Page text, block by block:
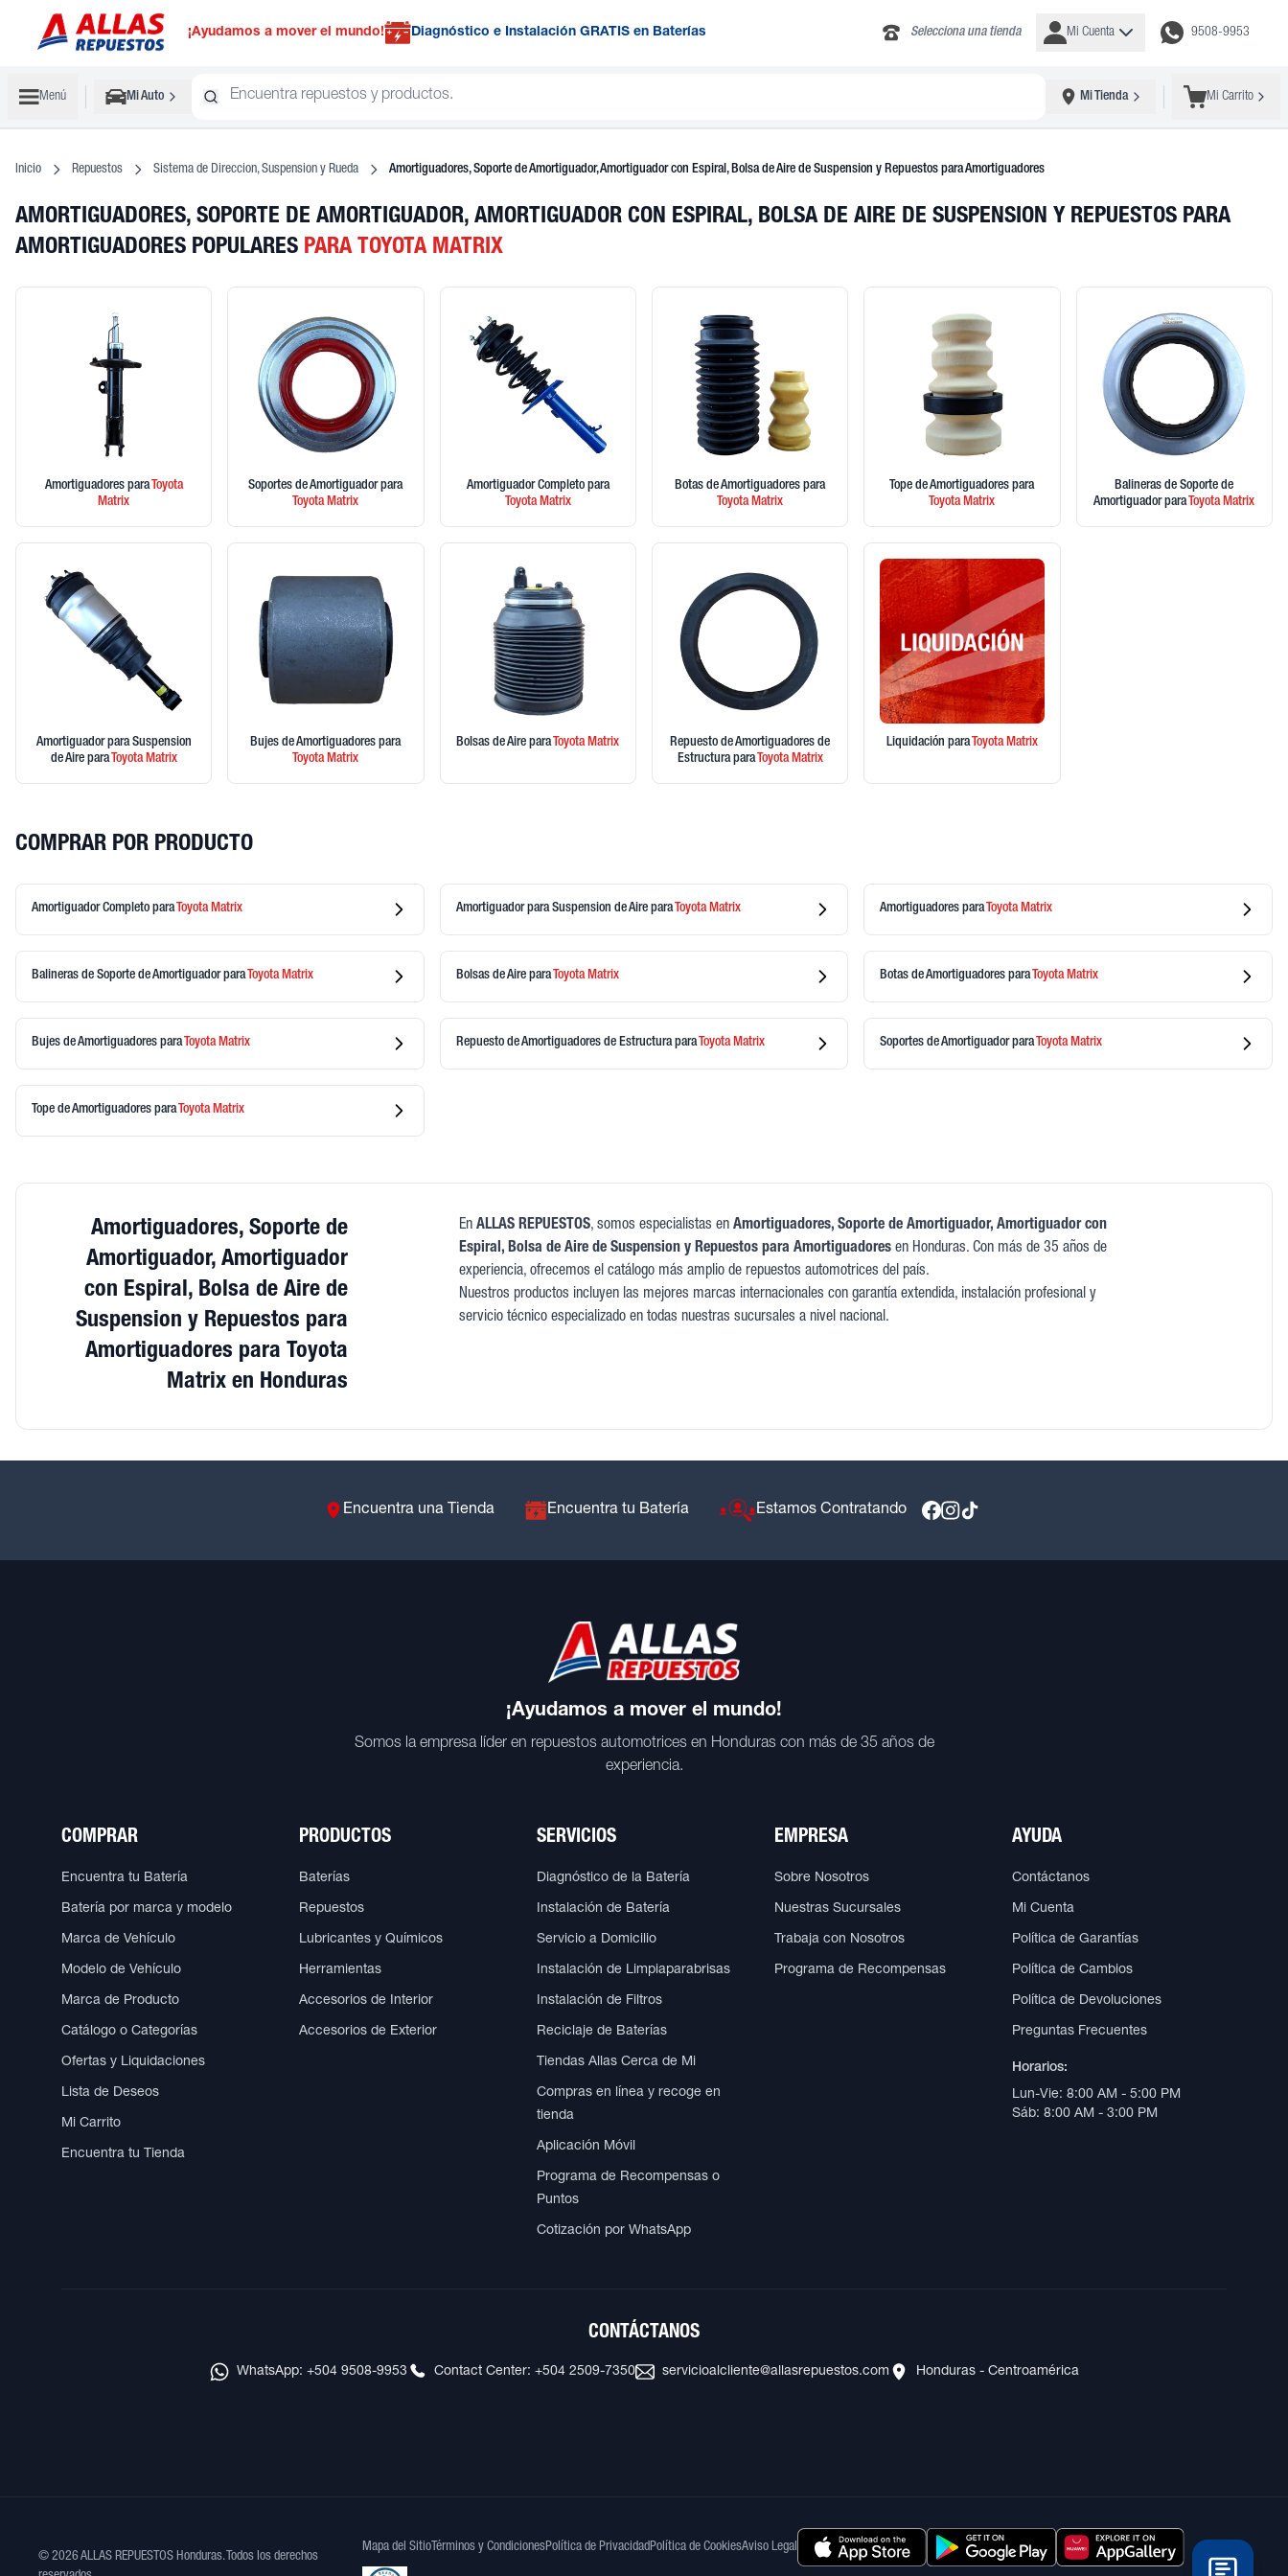
¡Ayudamos a mover el mundo! Diagnóstico e Instalación GRATIS en Baterías Selecciona una tienda Mi Cuenta 9508-9953
Menú Mi Auto Mi Tienda Mi Carrito
Inicio Repuestos Sistema de Direccion, Suspension y Rueda Amortiguadores, Soporte de Amortiguador, Amortiguador con Espiral, Bolsa de Aire de Suspension y Repuestos para Amortiguadores
AMORTIGUADORES, SOPORTE DE AMORTIGUADOR, AMORTIGUADOR CON ESPIRAL, BOLSA DE AIRE DE SUSPENSION Y REPUESTOS PARA
AMORTIGUADORES POPULARES PARA TOYOTA MATRIX
Amortiguadores para Toyota
Matrix
Soportes de Amortiguador para
ToyotaMatrix
Amortiguador Completo para
ToyotaMatrix
Botas de Amortiguadores para
ToyotaMatrix
Tope de Amortiguadores para
ToyotaMatrix
Balineras de Soporte de
Amortiguador para ToyotaMatrix
Amortiguador para Suspension
de Aire paraToyotaMatrix
Bujes de Amortiguadorespara
ToyotaMatrix
Bolsas de AireparaToyotaMatrix
Repuesto de Amortiguadores de
EstructuraparaToyotaMatrix
Liquidación paraToyotaMatrix
COMPRAR POR PRODUCTO
Amortiguador Completo para ToyotaMatrix Amortiguador para Suspension de Aire para ToyotaMatrix Amortiguadores para ToyotaMatrix
Balineras de Soporte de Amortiguador para ToyotaMatrix Bolsas de Aire para ToyotaMatrix Botas de Amortiguadores para ToyotaMatrix
Bujes de Amortiguadores para ToyotaMatrix Repuesto de Amortiguadores de Estructura para ToyotaMatrix Soportes de Amortiguador para ToyotaMatrix
Tope de Amortiguadores para ToyotaMatrix
Amortiguadores, Soporte de
Amortiguador, Amortiguador
con Espiral, Bolsa de Aire de
Suspension y Repuestos para
Amortiguadores para Toyota
Matrix en Honduras
EnALLAS REPUESTOS, somos especialistas enAmortiguadores, Soporte de Amortiguador, Amortiguador con
Espiral, Bolsa de Aire de Suspension y Repuestos para Amortiguadores en Honduras. Con más de 35 años de
experiencia, ofrecemos el catálogo más amplio de repuestos automotrices del país.
Nuestros productos incluyen las mejores marcas internacionales con garantía extendida, instalación profesional y
servicio técnico especializado en todas nuestras sucursales a nivel nacional.
Encuentra una Tienda Encuentra tu Batería Estamos Contratando
¡Ayudamos a mover el mundo!
Somos la empresa líder en repuestos automotrices en Honduras con más de 35 años de
experiencia.
COMPRAR
Encuentra tu Batería
Batería por marca y modelo
Marca de Vehículo
Modelo de Vehículo
Marca de Producto
Catálogo o Categorías
Ofertas y Liquidaciones
Lista de Deseos
Mi Carrito
Encuentra tu Tienda
PRODUCTOS
Baterías
Repuestos
Lubricantes y Químicos
Herramientas
Accesorios de Interior
Accesorios de Exterior
SERVICIOS
Diagnóstico de la Batería
Instalación de Batería
Servicio a Domicilio
Instalación de Limpiaparabrisas
Instalación de Filtros
Reciclaje de Baterías
Tiendas Allas Cerca de Mi
Compras en línea y recoge en
tienda
Aplicación Móvil
Programa de Recompensas o
Puntos
Cotización por WhatsApp
EMPRESA
Sobre Nosotros
Nuestras Sucursales
Trabaja con Nosotros
Programa de Recompensas
AYUDA
Contáctanos
Mi Cuenta
Política de Garantías
Política de Cambios
Política de Devoluciones
Preguntas Frecuentes
Horarios:
Lun-Vie: 8:00 AM - 5:00 PM
Sáb: 8:00 AM - 3:00 PM
CONTÁCTANOS
WhatsApp: +504 9508-9953 Contact Center: +504 2509-7350 servicioalcliente@allasrepuestos.com Honduras - Centroamérica
© 2026 ALLAS REPUESTOS Honduras. Todos los derechos
Mapa del Sitio Términos y CondicionesPolítica de Privacidad Política de CookiesAviso Legal